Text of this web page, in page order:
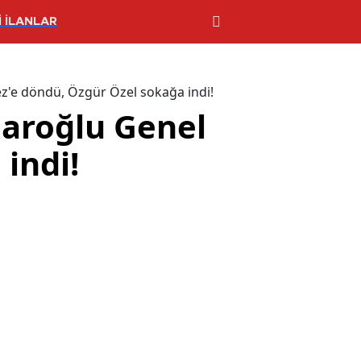
İLANLAR
döndü, Özgür Özel sokağa indi!
Genel
indi!